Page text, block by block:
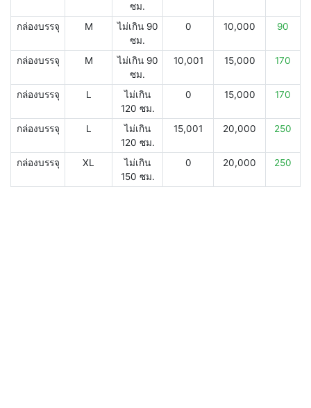
ซม.
กล่องบรรจุ M
ไม่เกิน 90
ซม.
0 10,000 90
กล่องบรรจุ M
ไม่เกิน 90
ซม.
10,001 15,000 170
กล่องบรรจุ L
ไม่เกิน
120 ซม.
0 15,000 170
กล่องบรรจุ L
ไม่เกิน
120 ซม.
15,001 20,000 250
กล่องบรรจุ XL
ไม่เกิน
150 ซม.
0 20,000 250